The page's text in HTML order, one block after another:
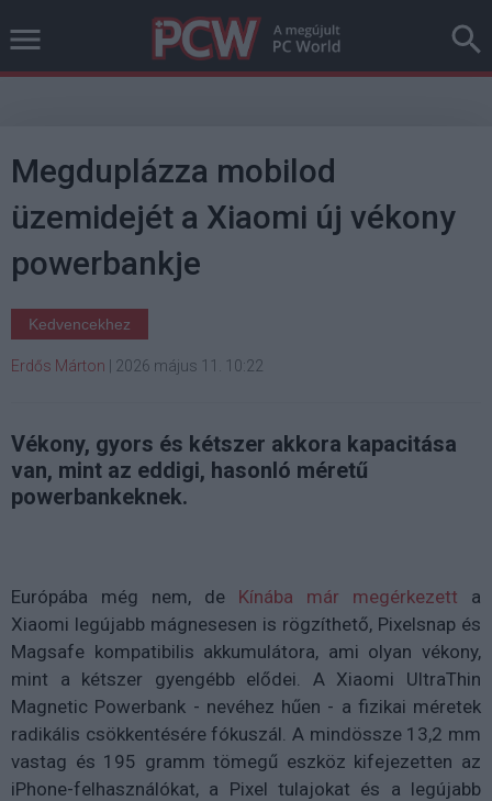
Megduplázza mobilod
üzemidejét a Xiaomi új vékony
powerbankje
Kedvencekhez
Erdős Márton 2026 május 11. 10:22
Vékony, gyors és kétszer akkora kapacitása
van, mint az eddigi, hasonló méretű
powerbankeknek.
Európába még nem, de Kínába már megérkezett a
Xiaomi legújabb mágnesesen is rögzíthető, Pixelsnap és
Magsafe kompatibilis akkumulátora, ami olyan vékony,
mint a kétszer gyengébb elődei. A Xiaomi UltraThin
Magnetic Powerbank - nevéhez hűen - a fizikai méretek
radikális csökkentésére fókuszál. A mindössze 13,2 mm
vastag és 195 gramm tömegű eszköz kifejezetten az
iPhone-felhasználókat, a Pixel tulajokat és a legújabb